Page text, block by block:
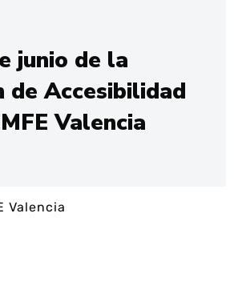
junio de la
de Accesibilidad
Valencia
Valencia